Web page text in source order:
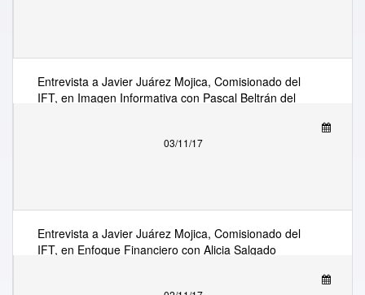
Entrevista a Javier Juárez Mojica, Comisionado del
IFT, en Imagen Informativa con Pascal Beltrán del
03/11/17
Entrevista a Javier Juárez Mojica, Comisionado del
IFT, en Enfoque Financiero con Alicia Salgado